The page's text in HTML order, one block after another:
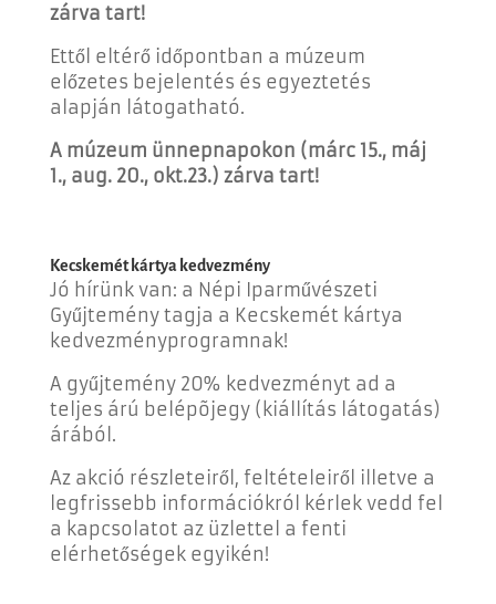
zárva tart!
Ettől eltérő időpontban a múzeum
előzetes bejelentés és egyeztetés
alapján látogatható.
A múzeum ünnepnapokon (márc 15., máj
1., aug. 20., okt.23.) zárva tart!
Kecskemét kártya kedvezmény
Jó hírünk van: a Népi Iparművészeti
Gyűjtemény tagja a Kecskemét kártya
kedvezményprogramnak!
A gyűjtemény 20% kedvezményt ad a
teljes árú belépõjegy (kiállítás látogatás)
árából.
Az akció részleteiről, feltételeiről illetve a
legfrissebb információkról kérlek vedd fel
a kapcsolatot az üzlettel a fenti
elérhetőségek egyikén!